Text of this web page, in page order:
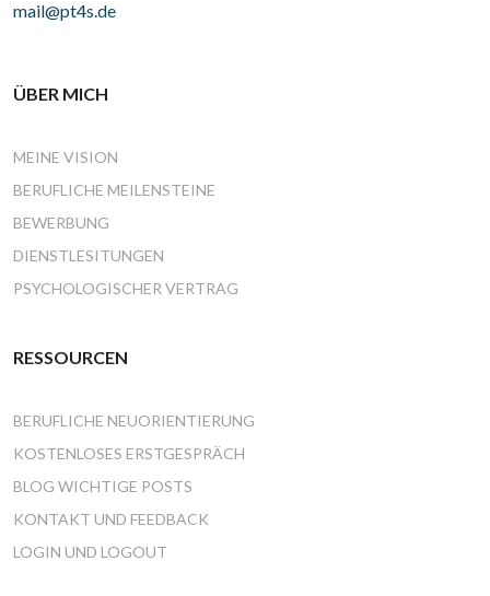
mail@pt4s.de
ÜBER MICH
MEINE VISION
BERUFLICHE MEILENSTEINE
BEWERBUNG
DIENSTLESITUNGEN
PSYCHOLOGISCHER VERTRAG
RESSOURCEN
BERUFLICHE NEUORIENTIERUNG
KOSTENLOSES ERSTGESPRÄCH
BLOG WICHTIGE POSTS
KONTAKT UND FEEDBACK
LOGIN UND LOGOUT